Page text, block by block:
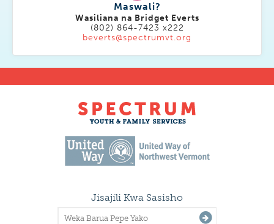
Maswali?
Wasiliana na Bridget Everts
(802) 864-7423 x222
beverts@spectrumvt.org
Jisajili Kwa Sasisho